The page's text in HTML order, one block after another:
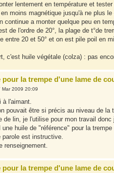
lentement en température et
moins magnétique jusqu'à ne plus
continue a monter quelque peu en
de l'ordre de 20°, la plage de t°de
entre 20 et 50° et on est pile poil en
c'est huile végétale (colza) : pas
la trempe d'une lame de
Mar 2009 20:09
l'aimant.
pouvait être si précis au niveau de la
de lin, je l'utilise pour mon travail
huile de "référence" pour la trempe
est instructive.
renseignement.
la trempe d'une lame de